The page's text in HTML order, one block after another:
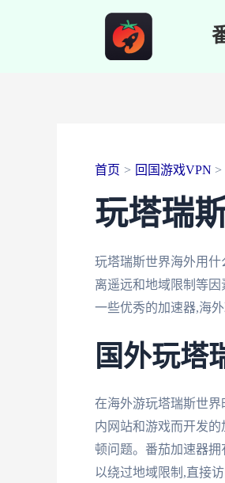
首页 回国游戏VPN
玩塔瑞
玩塔瑞斯世界海外用
离遥远和地域限制等
一些优秀的加速器,海
国外玩塔
在海外游玩塔瑞斯世
内网站和游戏而开发
顿问题。番茄加速器
以绕过地域限制,直接